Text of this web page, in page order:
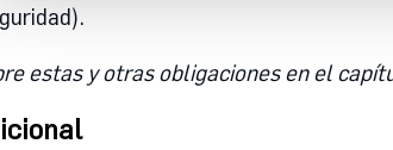
estas y otras obligaciones en el